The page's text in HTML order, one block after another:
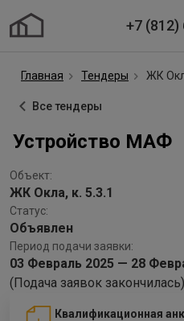
+7 (812)
Главная Тендеры ЖК
Все тендеры
Устройство МАФ
Объект:
ЖК Окла, к. 5.3.1
Статус:
Объявлен
Период подачи заявки:
03 Февраль 2025 — 28
(Подача заявок закончилась)
Квалификационная